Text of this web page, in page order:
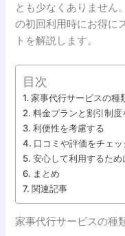
とも少なくありません
の初回利用時にお得に
トを解説します。
目次
家事代行サービスの種
料金プランと割引制度
利便性を考慮する
口コミや評価をチェッ
安心して利用するため
まとめ
関連記事
家事代行サービスの種